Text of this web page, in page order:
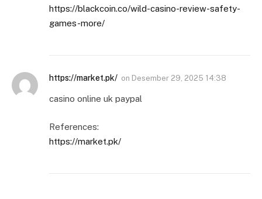
https://blackcoin.co/wild-casino-review-safety-
games-more/
https://market.pk/ on Desember 29, 2025 14:38
casino online uk paypal
References:
https://market.pk/